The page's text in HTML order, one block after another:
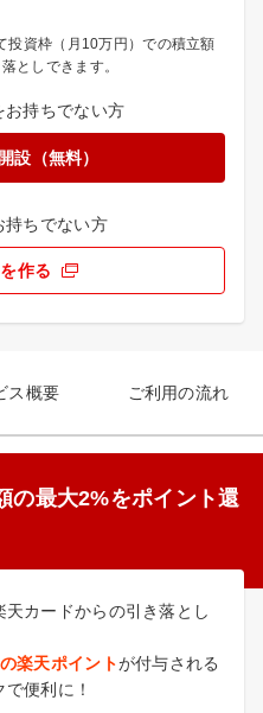
投資枠（月10万円）での積立額
としできます。
お持ちでない方
設（無料）
持ちでない方
作る
ス概要 ご利用の流れ
最大2%をポイント還
カードからの引き落とし
楽天ポイントが付与される
便利に！